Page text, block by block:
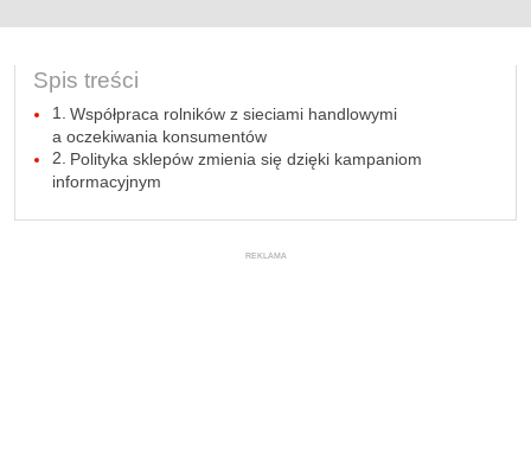
Spis treści
Współpraca rolników z sieciami handlowymi
a oczekiwania konsumentów
Polityka sklepów zmienia się dzięki kampaniom
informacyjnym
REKLAMA